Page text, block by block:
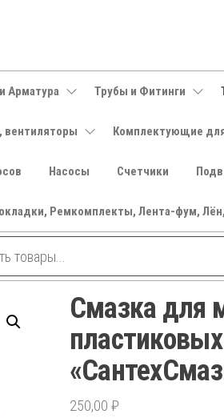
Арматура Трубы и Фитинги
Комплектующие
Насосы Счетчики
Ремкомплекты, Лента-фум,
Смазка для
250,00 ₽